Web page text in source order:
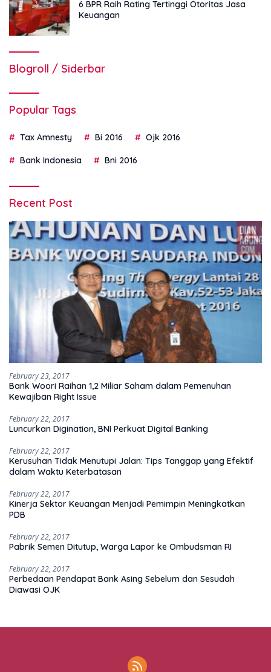
6 BPR Raih Rating Tertinggi Otoritas Jasa
Keuangan
Blogroll / Siderbar
Popular Tags
Tax Amnesty Bi 2016 Ojk 2016
Bank Indonesia Bni 2016
Recent Post
February 23, 2017
Bank Woori Raihan 1,2 Miliar Saham dalam Pemenuhan
Kewajiban Right Issue
February 22, 2017
Luncurkan Digination, BNI Perkuat Digital Banking
February 22, 2017
Kerusuhan Tidak Menutupi Jalan: Tips Tanggap yang Efektif
dalam Waktu Keterbatasan
February 22, 2017
Kinerja Sektor Keuangan Menjadi Pemimpin Meningkatkan
PDB
February 22, 2017
Pabrik Semen Ditutup, Warga Lapor ke Ombudsman RI
February 22, 2017
Perbedaan Pendapat Bank Asing Sebelum dan Sesudah
Diawasi OJK